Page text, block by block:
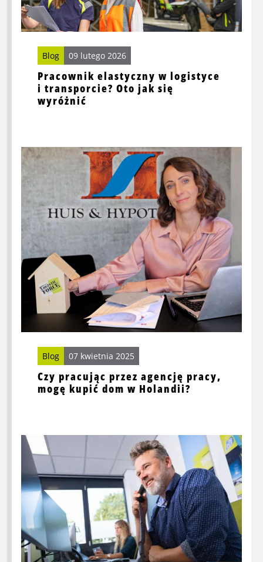
Pracownik elastyczny w logistyce
i transporcie? Oto jak się
wyróżnić
Blog 09 lutego 2026
elastyczny
w
transporcie?
Czy pracując przez agencję pracy,
mogę kupić dom w Holandii?
Blog 07 kwietnia 2025
Przeczytaj
więcej
o
Czy
pracując
przez
agencję
pracy,
mogę
kupić
dom
Holandii?
Przeczytaj
więcej
Aplikuj
nas
w
5
krokach